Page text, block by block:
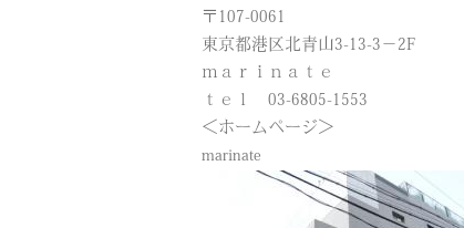
〒107-0061
東京都港区北青山3-13-3－2F
ｍａｒｉｎａｔｅ
ｔｅｌ 03-6805-1553
＜ホームページ＞
marinate